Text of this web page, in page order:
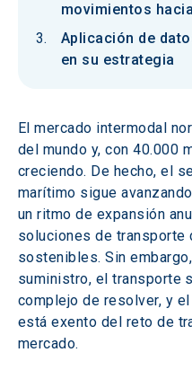
movimientos
Aplicación de
en su estrategia
El mercado intermodal
del mundo y, con 40.000
creciendo. De hecho, el
marítimo sigue
un ritmo de expansión
soluciones de transporte
sostenibles. Sin
suministro, el transporte
complejo de resolver, y
está exento del reto de
mercado.